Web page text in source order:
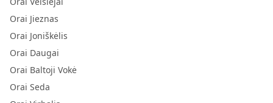
Orai Jieznas
Orai Joniškėlis
Orai Daugai
Orai Baltoji Vokė
Orai Seda